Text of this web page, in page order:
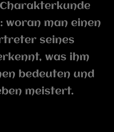
woran man einen
seines
was ihm
bedeuten und
meistert.